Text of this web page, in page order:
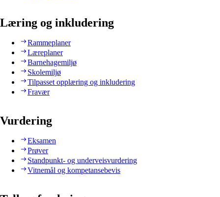
Læring og inkludering
Rammeplaner
Læreplaner
Barnehagemiljø
Skolemiljø
Tilpasset opplæring og inkludering
Fravær
Vurdering
Eksamen
Prøver
Standpunkt- og underveisvurdering
Vitnemål og kompetansebevis